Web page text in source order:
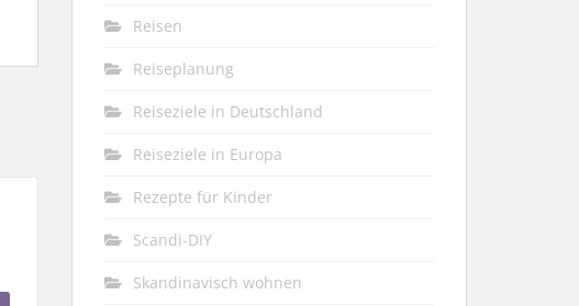
Reisen
Reiseplanung
Reiseziele in Deutschland
Reiseziele in Europa
Rezepte für Kinder
Scandi-DIY
Skandinavisch wohnen